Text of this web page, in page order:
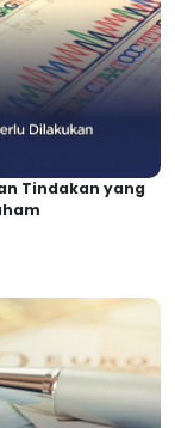
Tindakan yang